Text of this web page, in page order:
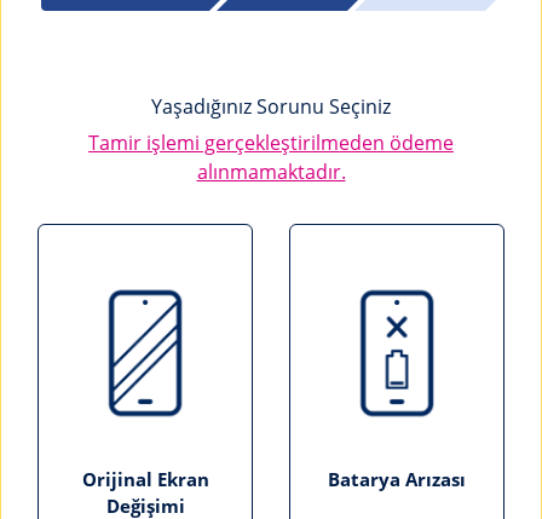
Yaşadığınız Sorunu Seçiniz
Tamir işlemi gerçekleştirilmeden ödeme
alınmamaktadır.
Orijinal Ekran
Değişimi
Batarya Arızası